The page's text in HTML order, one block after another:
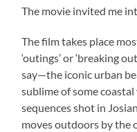
The movie invited me
The film takes place
‘outings’ or ‘breaking
say—the iconic urban
sublime of some
sequences shot in
moves outdoors by the